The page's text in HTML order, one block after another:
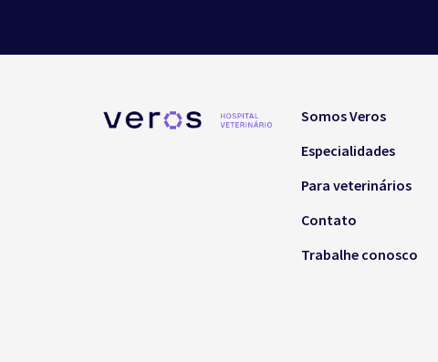
Somos Veros
Especialidades
Para veterinários
Contato
Trabalhe conosco